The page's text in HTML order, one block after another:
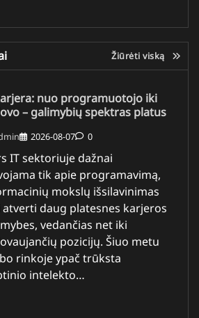
Žiūrėti viską
nuo programuotojo iki
– galimybių spektras platus
2026-08-07 0
IT sektoriuje dažnai
tik apie programavimą,
mokslų išsilavinimas
atverti daug platesnes karjeros
vedančias net iki
pozicijų. Šiuo metu
rinkoje ypač trūksta
intelekto…